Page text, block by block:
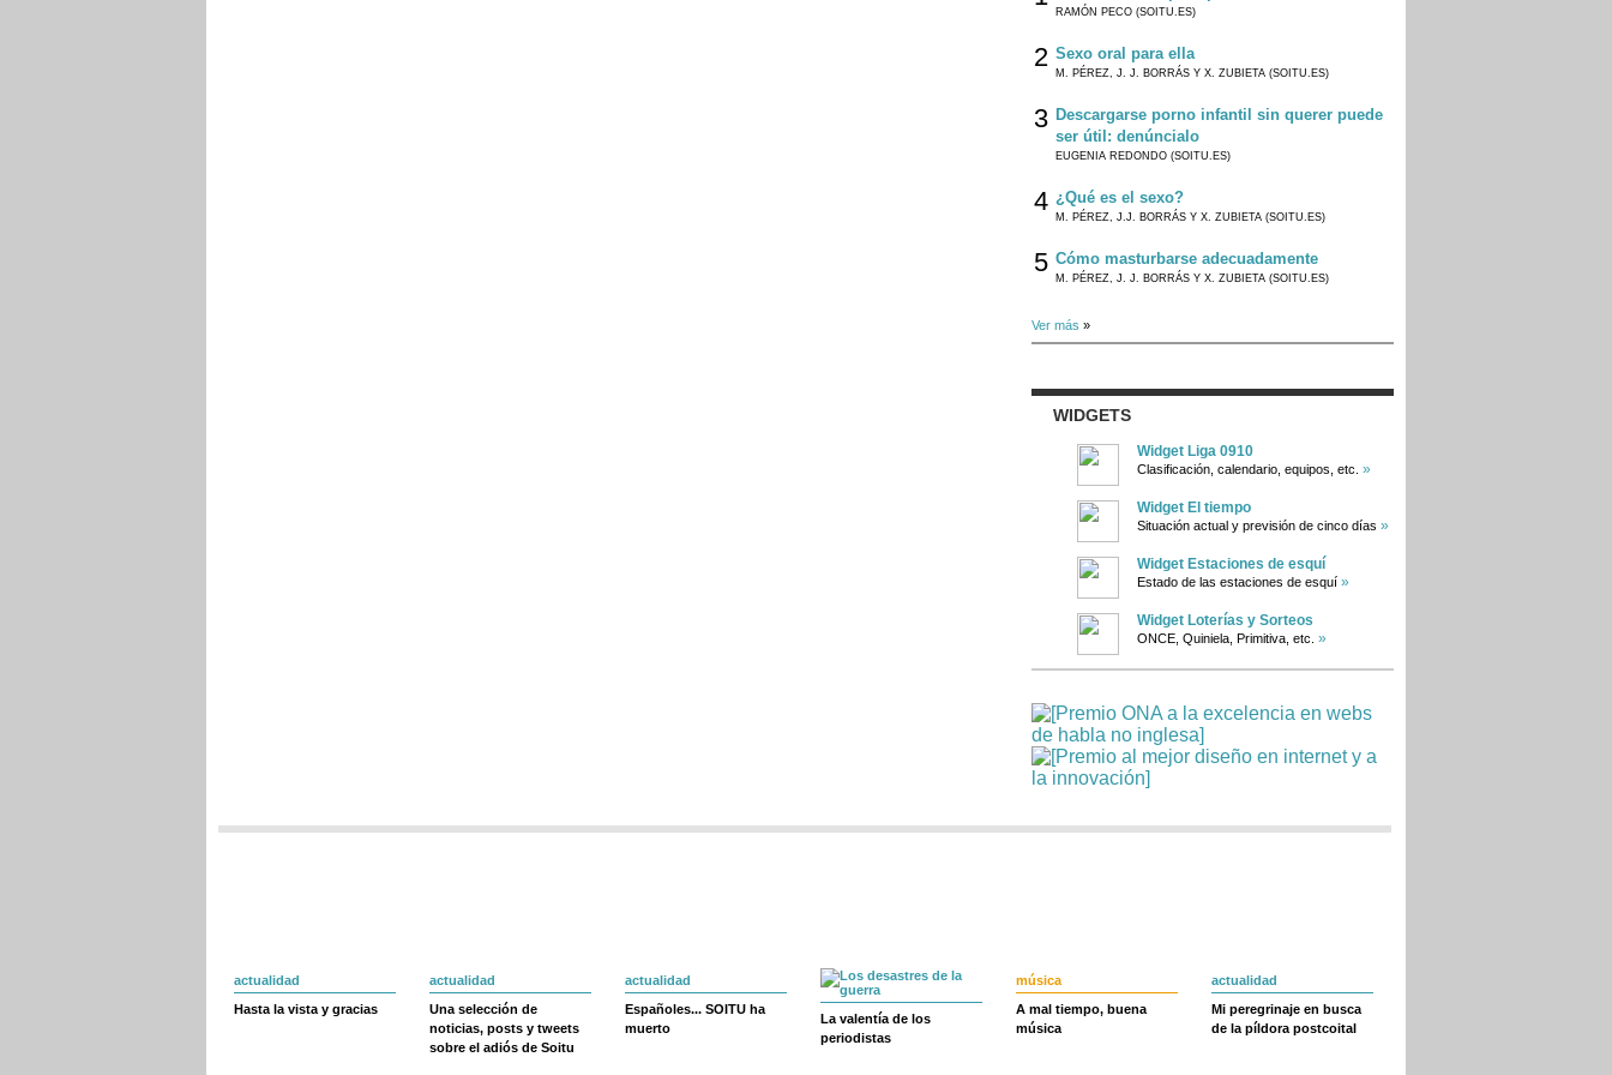
RAMÓN PECO (SOITU.ES)
2 Sexo oral para ella
M. PÉREZ, J. J. BORRÁS Y X. ZUBIETA (SOITU.ES)
3 Descargarse porno infantil sin querer puede
ser útil: denúncialo
EUGENIA REDONDO (SOITU.ES)
4 ¿Qué es el sexo?
M. PÉREZ, J.J. BORRÁS Y X. ZUBIETA (SOITU.ES)
5 Cómo masturbarse adecuadamente
M. PÉREZ, J. J. BORRÁS Y X. ZUBIETA (SOITU.ES)
Ver más »
WIDGETS
Widget Liga 0910
Clasificación, calendario, equipos, etc. »
Widget El tiempo
Situación actual y previsión de cinco días »
Widget Estaciones de esquí
Estado de las estaciones de esquí »
Widget Loterías y Sorteos
ONCE, Quiniela, Primitiva, etc. »
actualidad
Hasta la vista y gracias
actualidad
Una selección de
noticias, posts y tweets
sobre el adiós de Soitu
actualidad
Españoles... SOITU ha
muerto
La valentía de los
periodistas
música
A mal tiempo, buena
música
actualidad
Mi peregrinaje en busca
de la píldora postcoital